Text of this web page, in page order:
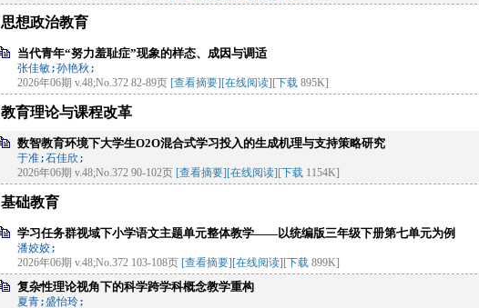
思想政治教育
当代青年“努力羞耻症”现象的样态、成因与调适
张佳敏;孙艳秋;
2026年06期 v.48;No.372 82-89页 [查看摘要][在线阅读] [下载895K]
教育理论与课程改革
数智教育环境下大学生O2O混合式学习投入的生成机理与支持策略研究
于准;石佳欣;
2026年06期 v.48;No.372 90-102页 [查看摘要][在线阅读] [下载1154K]
基础教育
学习任务群视域下小学语文主题单元整体教学——以统编版三年级下册第七单元为例
潘姣姣;
2026年06期 v.48;No.372 103-108页 [查看摘要][在线阅读] [下载899K]
复杂性理论视角下的科学跨学科概念教学重构
夏青;盛怡玲;